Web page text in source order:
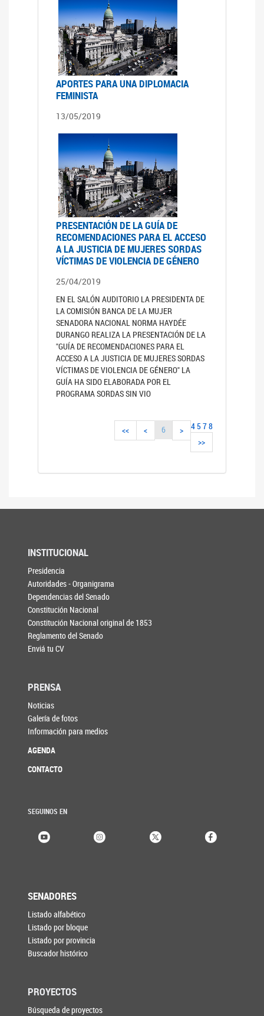
APORTES PARA UNA DIPLOMACIA
FEMINISTA
13/05/2019
PRESENTACIÓN DE LA GUÍA DE
RECOMENDACIONES PARA EL ACCESO
A LA JUSTICIA DE MUJERES SORDAS
VÍCTIMAS DE VIOLENCIA DE GÉNERO
25/04/2019
EN EL SALÓN AUDITORIO LA PRESIDENTA DE
LA COMISIÓN BANCA DE LA MUJER
SENADORA NACIONAL NORMA HAYDÉE
DURANGO REALIZA LA PRESENTACIÓN DE LA
"GUÍA DE RECOMENDACIONES PARA EL
ACCESO A LA JUSTICIA DE MUJERES SORDAS
VÍCTIMAS DE VIOLENCIA DE GÉNERO" LA
GUÍA HA SIDO ELABORADA POR EL
PROGRAMA SORDAS SIN VIO
<< < 4 5
6 78
>
>>
INSTITUCIONAL
Presidencia
Autoridades - Organigrama
Dependencias del Senado
Constitución Nacional
Constitución Nacional original de 1853
Reglamento del Senado
Enviá tu CV
PRENSA
Noticias
Galería de fotos
Información para medios
AGENDA
CONTACTO
SEGUINOS EN
SENADORES
Listado alfabético
Listado por bloque
Listado por provincia
Buscador histórico
PROYECTOS
Búsqueda de proyectos